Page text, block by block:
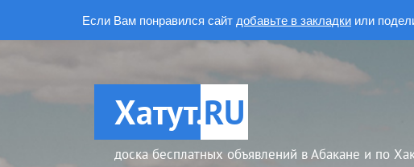
Если Вам понравился сайт добавьте в закладки или
Хатут.RU
доска бесплатных объявлений в Абакане и по